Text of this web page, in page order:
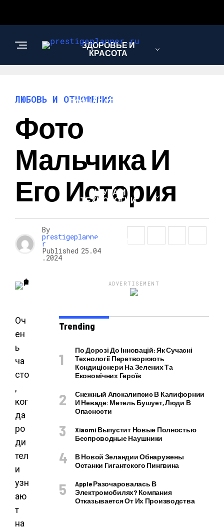
ЗДОРОВЬЕ И
КРАСОТА
ИНТЕРЕСНОЕ И
ПОЗНАВАТЕЛЬНОЕ
НАУКА И
ТЕХНОЛОГИИ
НОВОСТИ
ЛЮБОВЬ И ОТНОШЕНИЯ
Фото
Мальчика И
Его История
By
prestigeplanne
r
Published 25.04
.2024
Оч
ен
ь
ча
сто
,
ког
да
ро
ди
тел
и
узн
аю
т
на
ADVERTISEMENT
Trending
По Дорозі До Інновацій: Як Сучасні
Технології Перетворюють
Кондиціонери На Зелених Та
Економічних Героїв
Снежный Апокалипсис В Калифорнии
И Неваде: Метель Бушует, Люди В
Опасности
Xiaomi Выпустит Новые Полностью
Беспроводные Наушники
В Новой Зеландии Обнаружены
Останки Гигантского Пингвина
Apple Разочаровалась В
Электромобилях? Компания
Отказывается От Их Производства